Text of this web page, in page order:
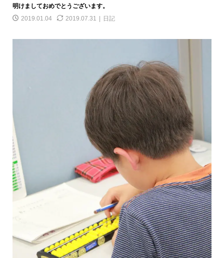
明けましておめでとうございます。
2019.01.04
2019.07.31 日記